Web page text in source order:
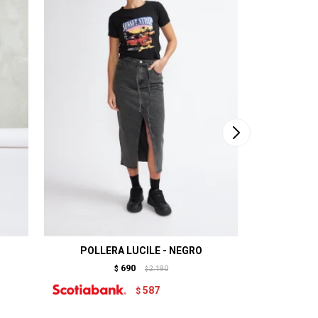
POLLERA LUCILE - NEGRO
$ 690 $ 2.190
$ 587